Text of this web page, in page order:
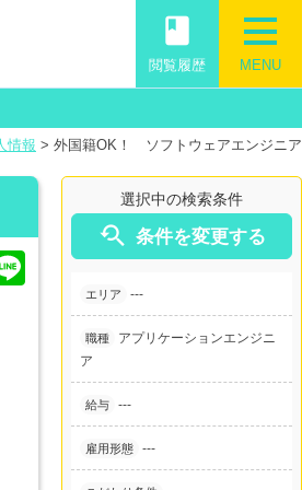
MENU
book
閲覧履歴
情報 > 外国籍OK！ ソフトウェアエンジニア
選択中の検索条件
 条件を変更する
エリア ---
職種
アプリケーションエンジニ
ア
給与 ---
雇用形態 ---